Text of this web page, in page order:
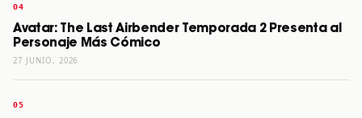
Avatar: The Last Airbender Temporada 2 Presenta al
Personaje Más Cómico
27 JUNIO, 2026